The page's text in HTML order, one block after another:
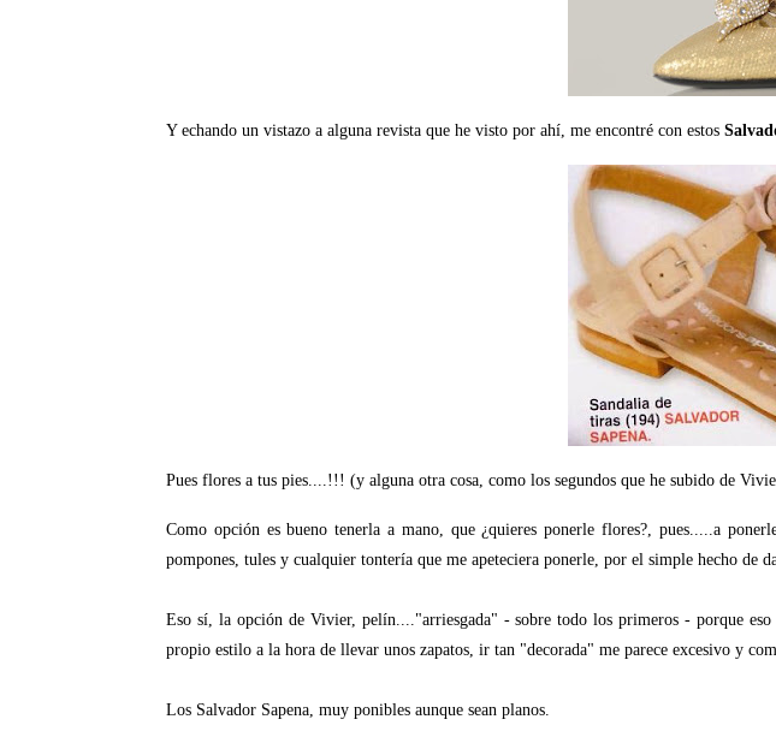
Y echando un vistazo a alguna revista que he visto por ahí, me encontré con estos
Pues flores a tus pies....!!! (y alguna otra cosa, como los segundos que he subido de
Como opción es bueno tenerla a mano, que ¿quieres ponerle flores?, pues.....a
pompones, tules y cualquier tontería que me apeteciera ponerle, por el simple hecho de
Eso sí, la opción de Vivier, pelín...."arriesgada" - sobre todo los primeros - porque
propio estilo a la hora de llevar unos zapatos, ir tan "decorada" me parece excesivo y
Los Salvador Sapena, muy ponibles aunque sean planos.